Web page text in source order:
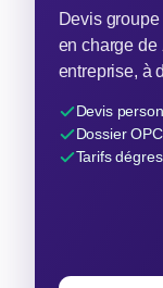
Devis
en charge de
entreprise, à
Devis
Dossier
Tarifs